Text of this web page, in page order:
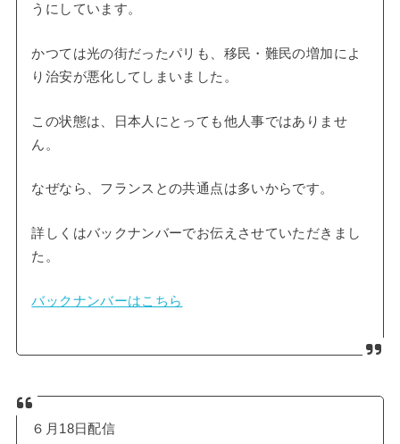
うにしています。
かつては光の街だったパリも、移民・難民の増加によ
り治安が悪化してしまいました。
この状態は、日本人にとっても他人事ではありませ
ん。
なぜなら、フランスとの共通点は多いからです。
詳しくはバックナンバーでお伝えさせていただきまし
た。
バックナンバーはこちら
６月18日配信